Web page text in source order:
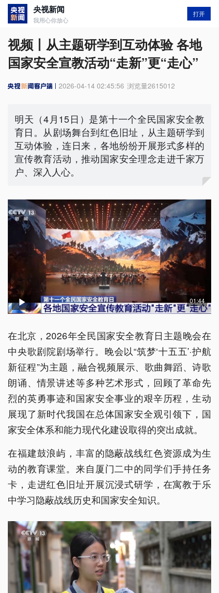
央视新闻
我用心你放心
打开
视频丨从主题研学到互动体验 各地
国家安全宣教活动“走新”更“走心”
2026-04-14 02:45:56 浏览量2615012
明天（4月15日）是第十一个全民国家安全教
育日。从剧场舞台到红色旧址，从主题研学到
互动体验，连日来，各地纷纷开展形式多样的
宣传教育活动，推动国家安全理念走进千家万
户、深入人心。
01:44
在北京，2026年全民国家安全教育日主题晚会在
中央歌剧院剧场举行。晚会以“筑梦‘十五五’·护航
新征程”为主题，融合视频展示、歌曲舞蹈、诗歌
朗诵、情景讲述等多种艺术形式，回顾了革命先
烈的英勇事迹和国家安全事业的艰辛历程，生动
展现了新时代我国在总体国家安全观引领下，国
家安全体系和能力现代化建设取得的突出成就。
在福建鼓浪屿，丰富的隐蔽战线红色资源成为生
动的教育课堂。来自厦门二中的同学们手持任务
卡，走进红色旧址开展沉浸式研学，在寓教于乐
中学习隐蔽战线历史和国家安全知识。